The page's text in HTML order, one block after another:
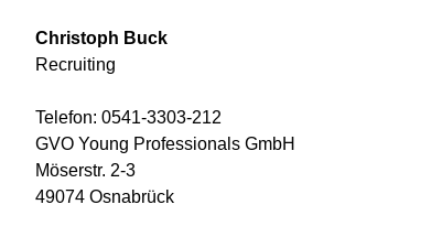
Christoph Buck
Recruiting
Telefon: 0541-3303-212
GVO Young Professionals GmbH
Möserstr. 2-3
49074 Osnabrück